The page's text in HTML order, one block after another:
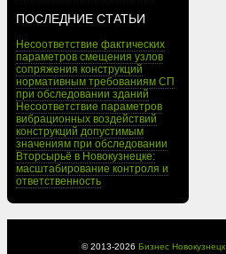
ПОСЛЕДНИЕ СТАТЬИ
Несоответствие фактических
параметров смещения узлов
сопряжения конструкций
нормативным требованиям СП
при обследовании зданий
Несоответствие параметров
вибрационных воздействий
конструкций допустимым
значениям при обследовании
Вторсырьё в Новокузнецке:
масштабирование контроля и
ответственность
© 2013-2026 Бизнес Новокузнецк